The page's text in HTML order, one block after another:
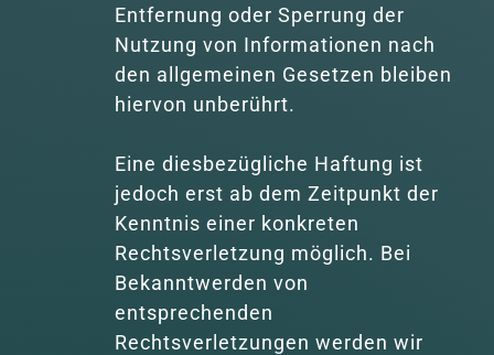
Entfernung oder Sperrung der
Nutzung von Informationen nach
den allgemeinen Gesetzen bleiben
hiervon unberührt.
Eine diesbezügliche Haftung ist
jedoch erst ab dem Zeitpunkt der
Kenntnis einer konkreten
Rechtsverletzung möglich. Bei
Bekanntwerden von
entsprechenden
Rechtsverletzungen werden wir